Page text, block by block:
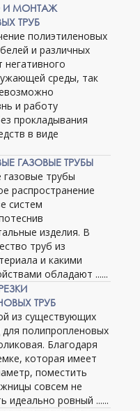
И МОНТАЖ
ТРУБ
полиэтиленовых
и различных
негативного
среды, так
и работу
прокладывания
в виде
ГАЗОВЫЕ ТРУБЫ
трубы
распространение
систем
изделия. В
труб из
и какими
обладают ......
ТРУБ
из существующих
полипропленовых
Благодаря
которая имеет
поместить
совсем не
идеально ровный ......